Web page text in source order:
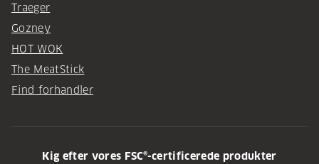
Traeger
Gozney
HOT WOK
The MeatStick
Find forhandler
Kig efter vores FSC®-certificerede produkter